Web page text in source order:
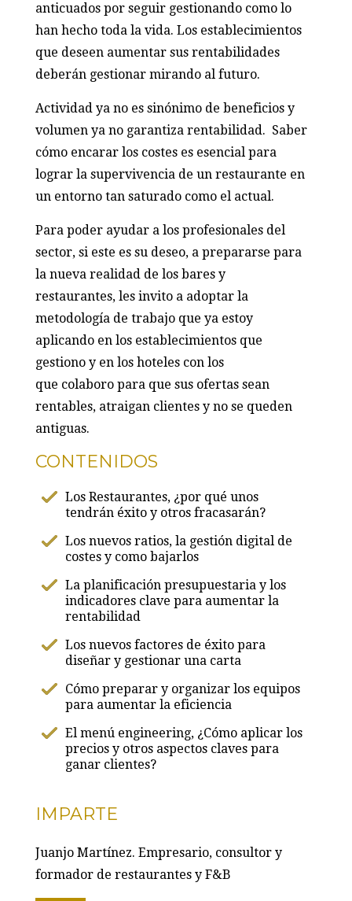
anticuados por seguir gestionando como lo
han hecho toda la vida. Los establecimientos
que deseen aumentar sus rentabilidades
deberán gestionar mirando al futuro.
Actividad ya no es sinónimo de beneficios y
volumen ya no garantiza rentabilidad. Saber
cómo encarar los costes es esencial para
lograr la supervivencia de un restaurante en
un entorno tan saturado como el actual.
Para poder ayudar a los profesionales del
sector, si este es su deseo, a prepararse para
la nueva realidad de los bares y
restaurantes, les invito a adoptar la
metodología de trabajo que ya estoy
aplicando en los establecimientos que
gestiono y en los hoteles con los
que colaboro para que sus ofertas sean
rentables, atraigan clientes y no se queden
antiguas.
CONTENIDOS
Los Restaurantes, ¿por qué unos
tendrán éxito y otros fracasarán?
Los nuevos ratios, la gestión digital de
costes y como bajarlos
La planificación presupuestaria y los
indicadores clave para aumentar la
rentabilidad
Los nuevos factores de éxito para
diseñar y gestionar una carta
Cómo preparar y organizar los equipos
para aumentar la eficiencia
El menú engineering, ¿Cómo aplicar los
precios y otros aspectos claves para
ganar clientes?
IMPARTE
Juanjo Martínez. Empresario, consultor y
formador de restaurantes y F&B